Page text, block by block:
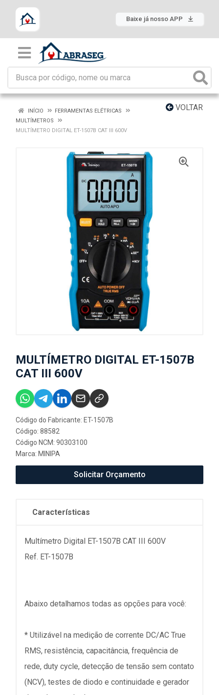
Baixe já nosso APP
VOLTAR
INÍCIO
FERRAMENTAS ELÉTRICAS
MULTÍMETROS
MULTÍMETRO DIGITAL ET-1507B CAT III 600V
MULTÍMETRO DIGITAL ET-1507B
CAT III 600V
Código do Fabricante: ET-1507B
Código: 88582
Código NCM: 90303100
Marca: MINIPA
Solicitar Orçamento
Características
Multímetro Digital ET-1507B CAT III 600V
Ref. ET-1507B
Abaixo detalhamos todas as opções para você:
* Utilizável na medição de corrente DC/AC True
RMS, resistência, capacitância, frequência de
rede, duty cycle, detecção de tensão sem contato
(NCV), testes de diodo e continuidade e gerador